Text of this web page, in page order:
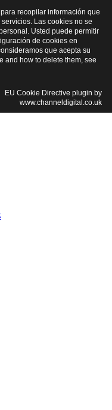
recopilar información que
Las cookies no se
Usted puede permitir
de cookies en
que acepta su
and how to delete them, see